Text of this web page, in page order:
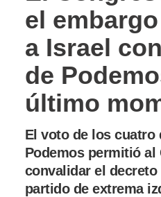
el
a Israel
de
último
El voto de los cuatro
Podemos permitió al
convalidar el decreto
partido de extrema